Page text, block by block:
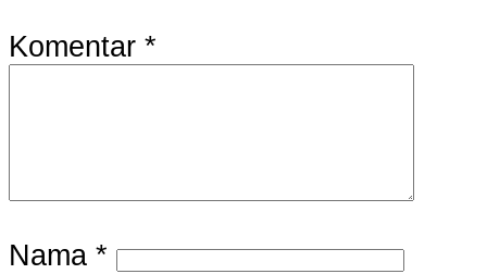
Komentar *
Nama *